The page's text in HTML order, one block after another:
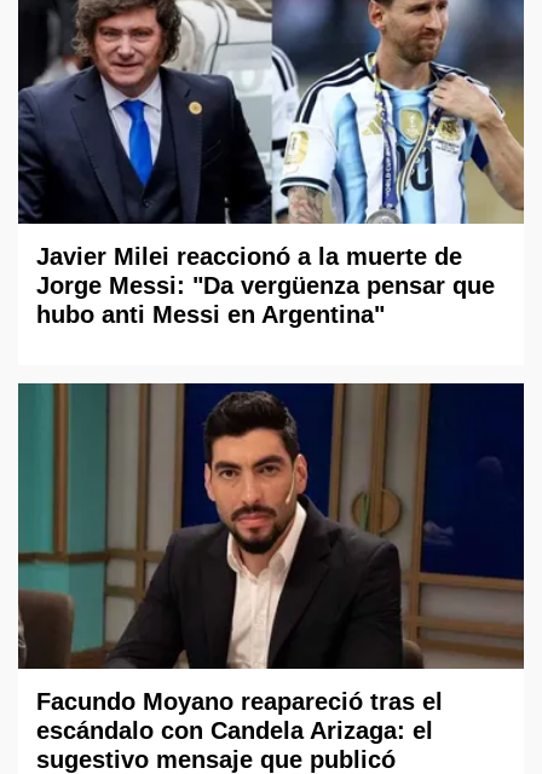
Javier Milei reaccionó a la muerte de
Jorge Messi: "Da vergüenza pensar que
hubo anti Messi en Argentina"
Facundo Moyano reapareció tras el
escándalo con Candela Arizaga: el
sugestivo mensaje que publicó